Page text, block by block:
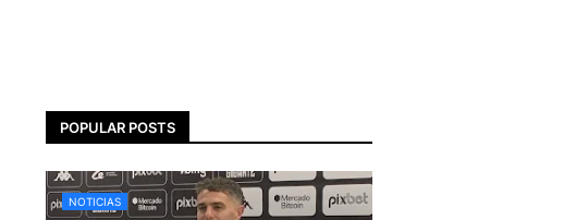
POPULAR POSTS
NOTICIAS